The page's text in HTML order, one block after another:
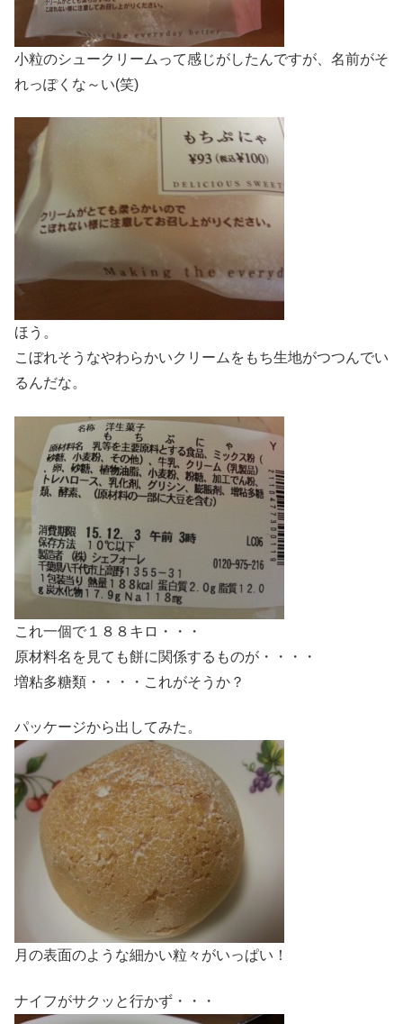
小粒のシュークリームって感じがしたんですが、名前がそ
れっぽくな～い(笑)
ほう。
こぼれそうなやわらかいクリームをもち生地がつつんでい
るんだな。
これ一個で１８８キロ・・・
原材料名を見ても餅に関係するものが・・・・
増粘多糖類・・・・これがそうか？
パッケージから出してみた。
月の表面のような細かい粒々がいっぱい！
ナイフがサクッと行かず・・・